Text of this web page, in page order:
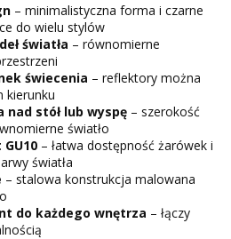
– minimalistyczna forma i czarne
do wielu stylów
światła – równomierne
świecenia – reflektory można
kierunku
nad stół lub wyspę – szerokość
światło
– łatwa dostępność żarówek i
światła
– stalowa konstrukcja malowana
do każdego wnętrza – łączy